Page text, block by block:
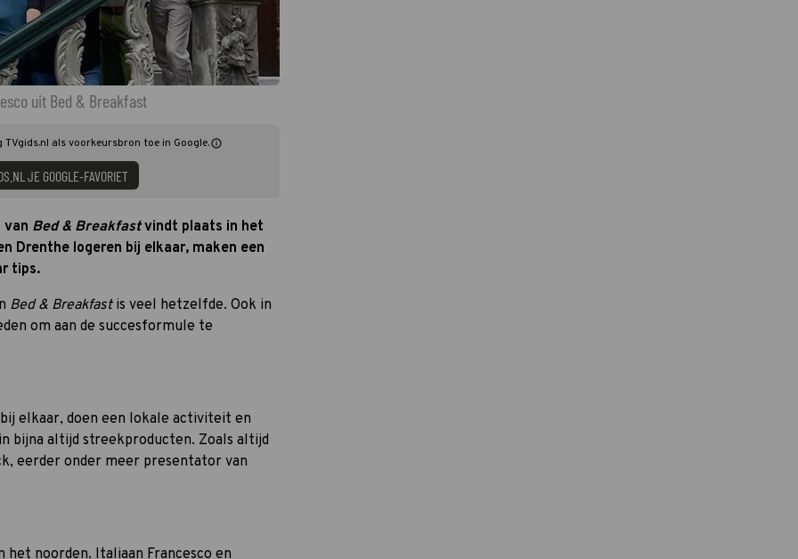
uit Bed & Breakfast
TVgids.nl als voorkeursbron toe in Google.
JE GOOGLE-FAVORIET
Bed & Breakfastvindt plaats in het
Drenthe logeren bij elkaar, maken een
tips.
Bed & Breakfastis veel hetzelfde. Ook in
om aan de succesformule te
elkaar, doen een lokale activiteit en
bijna altijd streekproducten. Zoals altijd
eerder onder meer presentator van
noorden. Italiaan Francesco en